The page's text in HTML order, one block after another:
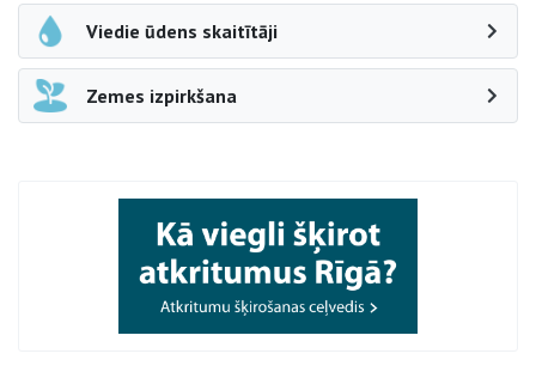
Viedie ūdens skaitītāji
Zemes izpirkšana